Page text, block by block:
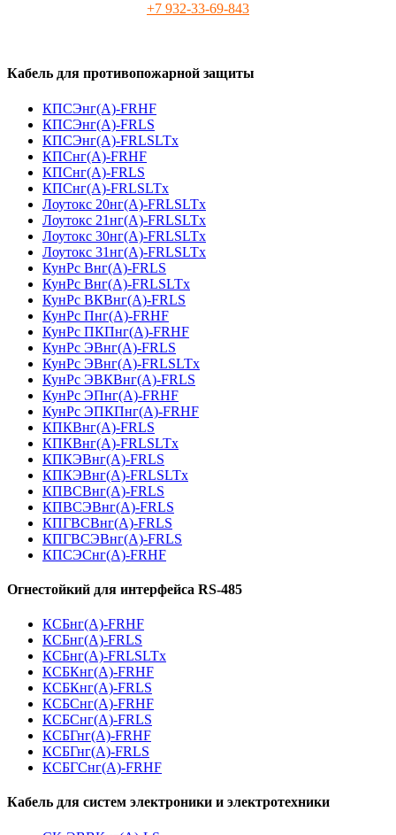
+7 932-33-69-843
Кабель для противопожарной защиты
КПСЭнг(А)-FRHF
КПСЭнг(А)-FRLS
КПСЭнг(А)-FRLSLTx
КПСнг(А)-FRHF
КПСнг(А)-FRLS
КПСнг(А)-FRLSLTx
Лоутокс 20нг(А)-FRLSLTx
Лоутокс 21нг(А)-FRLSLTx
Лоутокс 30нг(А)-FRLSLTx
Лоутокс 31нг(А)-FRLSLTx
КунРс Внг(А)-FRLS
КунРс Внг(А)-FRLSLTx
КунРс ВКВнг(А)-FRLS
КунРс Пнг(А)-FRHF
КунРс ПКПнг(А)-FRHF
КунРс ЭВнг(А)-FRLS
КунРс ЭВнг(А)-FRLSLTx
КунРс ЭВКВнг(А)-FRLS
КунРс ЭПнг(А)-FRHF
КунРс ЭПКПнг(А)-FRHF
КПКВнг(А)-FRLS
КПКВнг(А)-FRLSLTx
КПКЭВнг(А)-FRLS
КПКЭВнг(А)-FRLSLTx
КПВСВнг(А)-FRLS
КПВСЭВнг(А)-FRLS
КПГВСВнг(А)-FRLS
КПГВСЭВнг(А)-FRLS
КПСЭСнг(А)-FRHF
Огнестойкий для интерфейса RS-485
КСБнг(А)-FRHF
КСБнг(А)-FRLS
КСБнг(А)-FRLSLTx
КСБКнг(А)-FRHF
КСБКнг(А)-FRLS
КСБСнг(А)-FRHF
КСБСнг(А)-FRLS
КСБГнг(А)-FRHF
КСБГнг(А)-FRLS
КСБГСнг(А)-FRHF
Кабель для систем электроники и электротехники